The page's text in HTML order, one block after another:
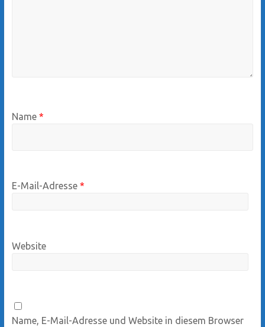
Name *
E-Mail-Adresse *
Website
Name, E-Mail-Adresse und Website in diesem Browser